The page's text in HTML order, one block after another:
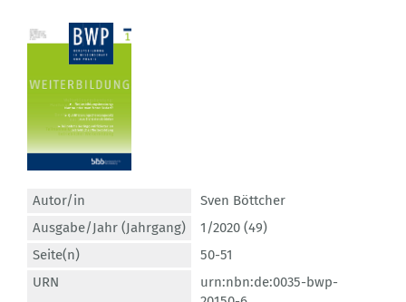
Autor/in
Sven Böttcher
Ausgabe/Jahr (Jahrgang)
1/2020 (49)
Seite(n)
50-51
URN
urn:nbn:de:0035-bwp-